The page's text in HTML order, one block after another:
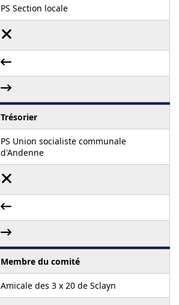
PS Section locale
Trésorier
PS Union socialiste communale
d'Andenne
Membre du comité
Amicale des 3 x 20 de Sclayn